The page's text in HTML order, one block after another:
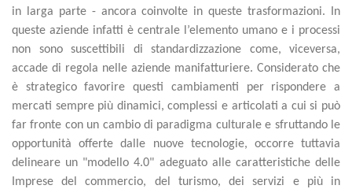
in larga parte - ancora coinvolte in queste trasformazioni. In
queste aziende infatti è centrale l’elemento umano e i processi
non sono suscettibili di standardizzazione come, viceversa,
accade di regola nelle aziende manifatturiere. Considerato che
è strategico favorire questi cambiamenti per rispondere a
mercati sempre più dinamici, complessi e articolati a cui si può
far fronte con un cambio di paradigma culturale e sfruttando le
opportunità offerte dalle nuove tecnologie, occorre tuttavia
delineare un "modello 4.0" adeguato alle caratteristiche delle
Imprese del commercio, del turismo, dei servizi e più in